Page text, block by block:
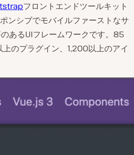
フロントエンドツールキット
ンシブでモバイルファーストなサ
あるUIフレームワークです。85
のプラグイン、1,200以上のアイ